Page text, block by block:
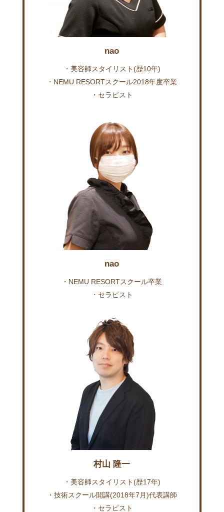
nao
・美容師スタイリスト(歴10年)
・NEMU RESORTスクール2018年度卒業
・セラピスト
nao
・NEMU RESORTスクール卒業
・セラピスト
村山 隆一
・美容師スタイリスト(歴17年)
・技術スクール開講(2018年7月)代表講師
・セラピスト